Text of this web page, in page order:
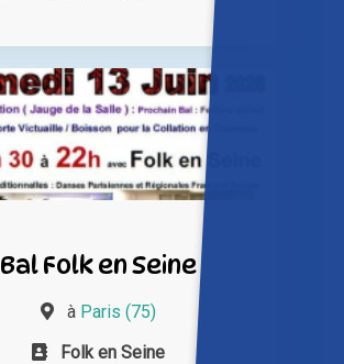
Bal Folk en Seine
à Paris (75)
Folk en Seine